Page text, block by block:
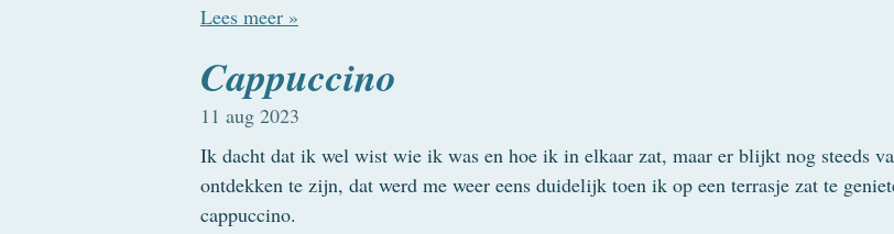
Lees meer »
Cappuccino
11 aug 2023
Ik dacht dat ik wel wist wie ik was en hoe ik in elkaar zat, maar er blijkt nog steeds
ontdekken te zijn, dat werd me weer eens duidelijk toen ik op een terrasje zat te
cappuccino.